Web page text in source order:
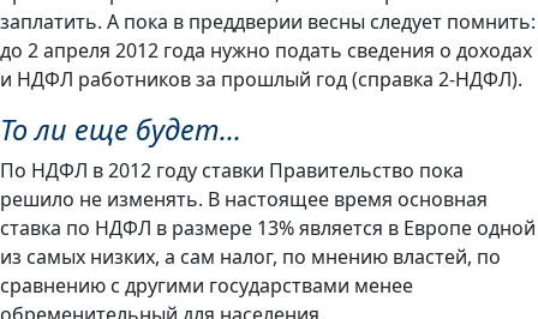
заплатить. А пока в преддверии весны следует помнить:
до 2 апреля 2012 года нужно подать сведения о доходах
и НДФЛ работников за прошлый год (справка 2-НДФЛ).
То ли еще будет…
По НДФЛ в 2012 году ставки Правительство пока
решило не изменять. В настоящее время основная
ставка по НДФЛ в размере 13% является в Европе одной
из самых низких, а сам налог, по мнению властей, по
сравнению с другими государствами менее